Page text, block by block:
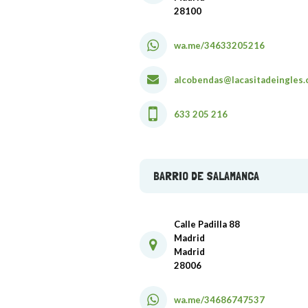
28100
wa.me/34633205216
633 205 216
BARRIO DE SALAMANCA
Calle Padilla 88
Madrid
Madrid
28006
wa.me/34686747537